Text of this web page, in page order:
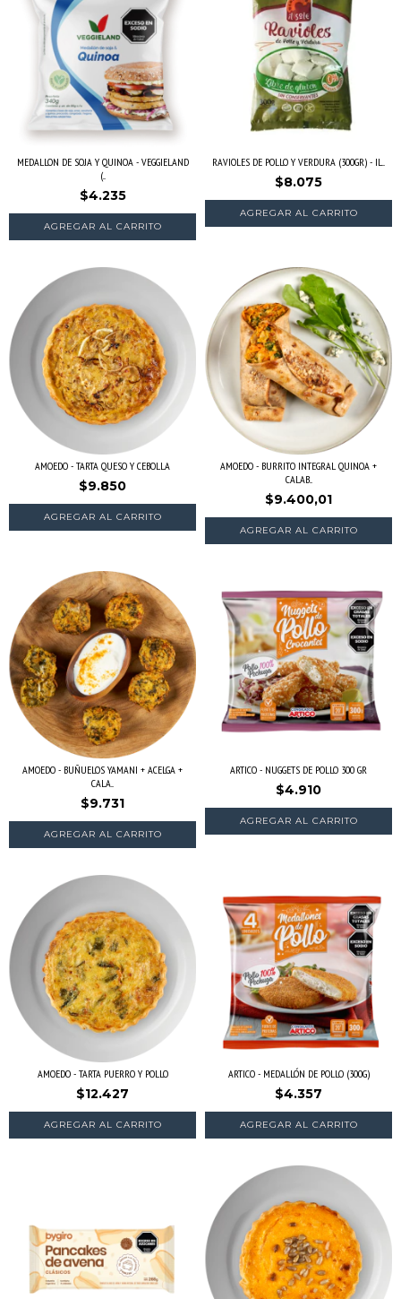
MEDALLON DE SOJA Y QUINOA - VEGGIELAND
(...
$4.235
RAVIOLES DE POLLO Y VERDURA (300GR) - IL...
$8.075
AMOEDO - TARTA QUESO Y CEBOLLA
$9.850
AMOEDO - BURRITO INTEGRAL QUINOA +
CALAB...
$9.400,01
AMOEDO - BUÑUELOS YAMANI + ACELGA +
CALA...
$9.731
ARTICO - NUGGETS DE POLLO 300 GR
$4.910
AMOEDO - TARTA PUERRO Y POLLO
$12.427
ARTICO - MEDALLÓN DE POLLO (300G)
$4.357